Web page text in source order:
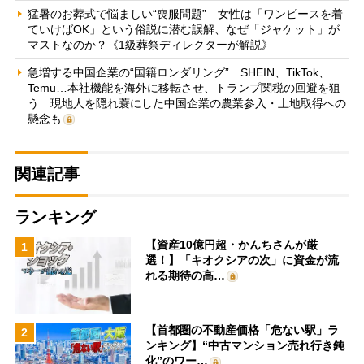
猛暑のお葬式で悩ましい“喪服問題” 女性は「ワンピースを着
ていけばOK」という俗説に潜む誤解、なぜ「ジャケット」が
マストなのか？《1級葬祭ディレクターが解説》
急増する中国企業の“国籍ロンダリング” SHEIN、TikTok、
Temu…本社機能を海外に移転させ、トランプ関税の回避を狙
う 現地人を隠れ蓑にした中国企業の農業参入・土地取得への
懸念も
関連記事
ランキング
1
【資産10億円超・かんちさんが厳
選！】「キオクシアの次」に資金が流
れる期待の高…
2
【首都圏の不動産価格「危ない駅」ラ
ンキング】“中古マンション売れ行き鈍
化”のワー…